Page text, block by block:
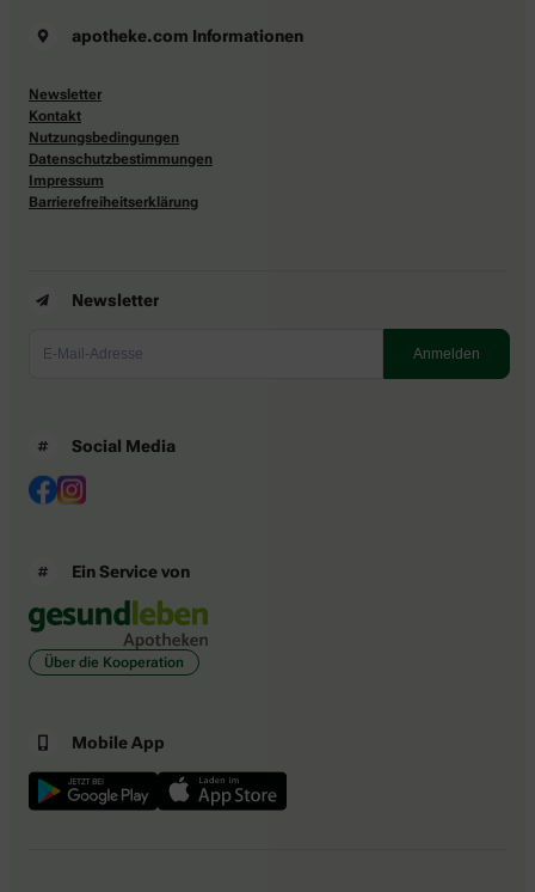
apotheke.com Informationen
Newsletter
Kontakt
Nutzungsbedingungen
Datenschutzbestimmungen
Impressum
Barrierefreiheitserklärung
Newsletter
Social Media
Ein Service von
Über die Kooperation
Mobile App